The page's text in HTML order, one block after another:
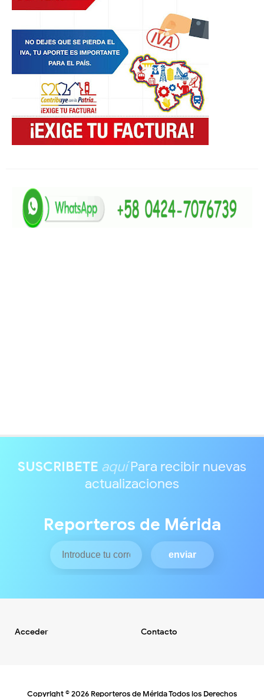
SUSCRIBETE aquíPara recibir nuevas
actualizaciones
Reporteros de Mérida
Acceder Contacto
Copyright ©2026 Reporteros de MéridaTodos los Derechos